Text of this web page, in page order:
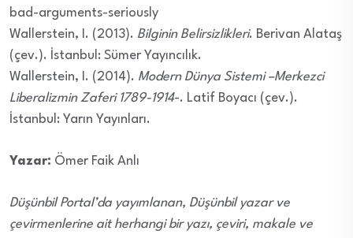
bad-arguments-seriously
Wallerstein, I. (2013). Bilginin Belirsizlikleri. Berivan Alataş
(çev.). İstanbul: Sümer Yayıncılık.
Wallerstein, I. (2014). Modern Dünya Sistemi –Merkezci
Liberalizmin Zaferi 1789-1914-. Latif Boyacı (çev.).
İstanbul: Yarın Yayınları.
Yazar: Ömer Faik Anlı
Düşünbil Portal’da yayımlanan, Düşünbil yazar ve
çevirmenlerine ait herhangi bir yazı, çeviri, makale ve